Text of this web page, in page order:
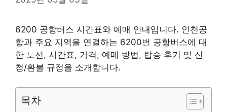
6200 공항버스 시간표와 예매 안내입니다. 인천공
항과 주요 지역을 연결하는 6200번 공항버스에 대
한 노선, 시간표, 가격, 예매 방법, 탑승 후기 및 신
청/환불 규정을 소개합니다.
목차